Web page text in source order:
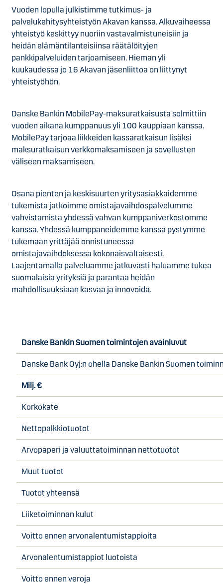
Vuoden lopulla julkistimme tutkimus- ja
palvelukehitysyhteistyön Akavan kanssa. Alkuvaiheessa
yhteistyö keskittyy nuoriin vastavalmistuneisiin ja
heidän elämäntilanteisiinsa räätälöityjen
pankkipalveluiden tarjoamiseen. Hieman yli
kuukaudessa jo 16 Akavan jäsenliittoa on liittynyt
yhteistyöhön.
Danske Bankin MobilePay-maksuratkaisusta solmittiin
vuoden aikana kumppanuus yli 100 kauppiaan kanssa.
MobilePay tarjoaa liikkeiden kassaratkaisun lisäksi
maksuratkaisun verkkomaksamiseen ja sovellusten
väliseen maksamiseen.
Osana pienten ja keskisuurten yritysasiakkaidemme
tukemista jatkoimme omistajavaihdospalvelumme
vahvistamista yhdessä vahvan kumppaniverkostomme
kanssa. Yhdessä kumppaneidemme kanssa pystymme
tukemaan yrittäjää onnistuneessa
omistajavaihdoksessa kokonaisvaltaisesti.
Laajentamalla palveluamme jatkuvasti haluamme tukea
suomalaisia yrityksiä ja parantaa heidän
mahdollisuuksiaan kasvaa ja innovoida.
Danske Bankin Suomen toimintojen avainluvut
Danske Bank Oyj:n ohella Danske Bankin Suomen
Milj. €
Korkokate
Nettopalkkiotuotot
Arvopaperi ja valuuttatoiminnan nettotuotot
Muut tuotot
Tuotot yhteensä
Liiketoiminnan kulut
Voitto ennen arvonalentumistappioita
Arvonalentumistappiot luotoista
Voitto ennen veroja